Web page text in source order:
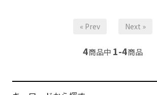
« Prev Next »
4商品中 1-4商品